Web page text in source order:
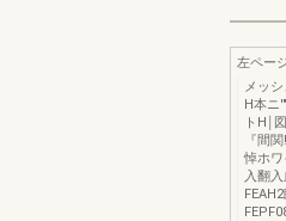
左ペー
メッ
H本ニ
トH￨
『間
悼ホ
入翻